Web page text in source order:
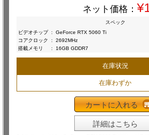
ネット価格：
スペック
ビデオチップ :
GeForce RTX 5060 Ti
コアクロック
:
2692MHz
搭載メモリ
: 16GB GDDR7
在庫状況
在庫わずか
カートに入れる
詳細はこちら